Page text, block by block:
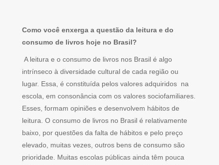
Como você enxerga a questão da leitura e do
consumo de livros hoje no Brasil?
A leitura e o consumo de livros nos Brasil é algo
intrínseco à diversidade cultural de cada região ou
lugar. Essa, é constituída pelos valores adquiridos na
escola, em consonância com os valores sociofamiliares.
Esses, formam opiniões e desenvolvem hábitos de
leitura. O consumo de livros no Brasil é relativamente
baixo, por questões da falta de hábitos e pelo preço
elevado, muitas vezes, outros bens de consumo são
prioridade. Muitas escolas públicas ainda têm pouca